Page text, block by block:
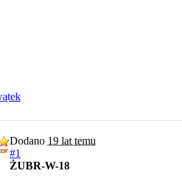
Dodano 19 lat temu
#1
ŻUBR-W-18